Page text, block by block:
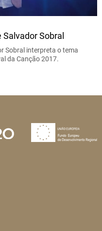
Salvador Sobral
Sobral interpreta o tema
da Canção 2017.